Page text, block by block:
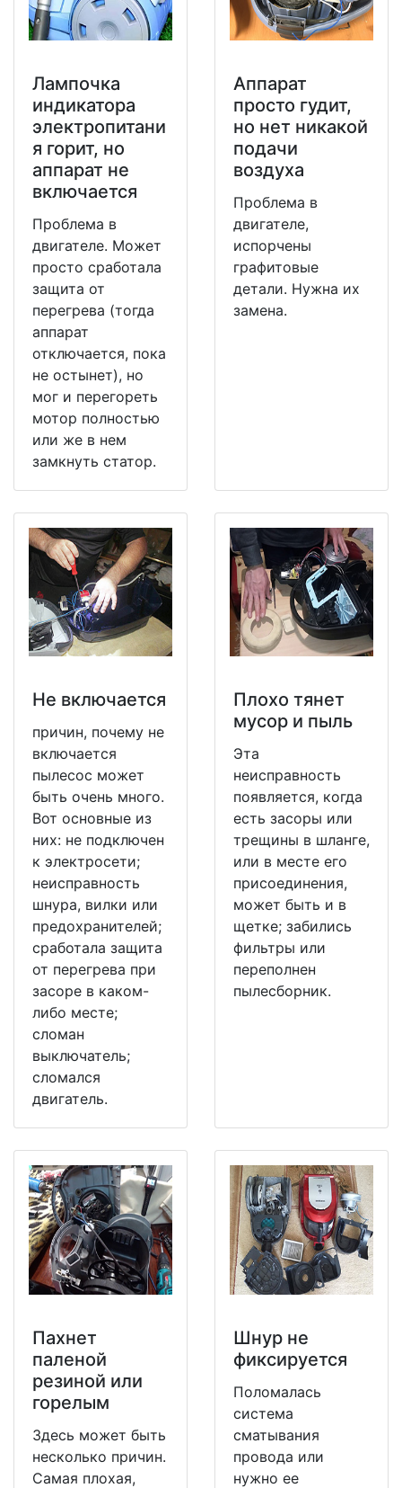
Лампочка
индикатора
электропитани
я горит, но
аппарат не
включается
Проблема в
двигателе. Может
просто сработала
защита от
перегрева (тогда
аппарат
отключается, пока
не остынет), но
мог и перегореть
мотор полностью
или же в нем
замкнуть статор.
Аппарат
просто гудит,
но нет никакой
подачи
воздуха
Проблема в
двигателе,
испорчены
графитовые
детали. Нужна их
замена.
Не включается
причин, почему не
включается
пылесос может
быть очень много.
Вот основные из
них: не подключен
к электросети;
неисправность
шнура, вилки или
предохранителей;
сработала защита
от перегрева при
засоре в каком-
либо месте;
сломан
выключатель;
сломался
двигатель.
Плохо тянет
мусор и пыль
Эта
неисправность
появляется, когда
есть засоры или
трещины в шланге,
или в месте его
присоединения,
может быть и в
щетке; забились
фильтры или
переполнен
пылесборник.
Пахнет
паленой
резиной или
горелым
Здесь может быть
несколько причин.
Самая плохая,
Шнур не
фиксируется
Поломалась
система
сматывания
провода или
нужно ее